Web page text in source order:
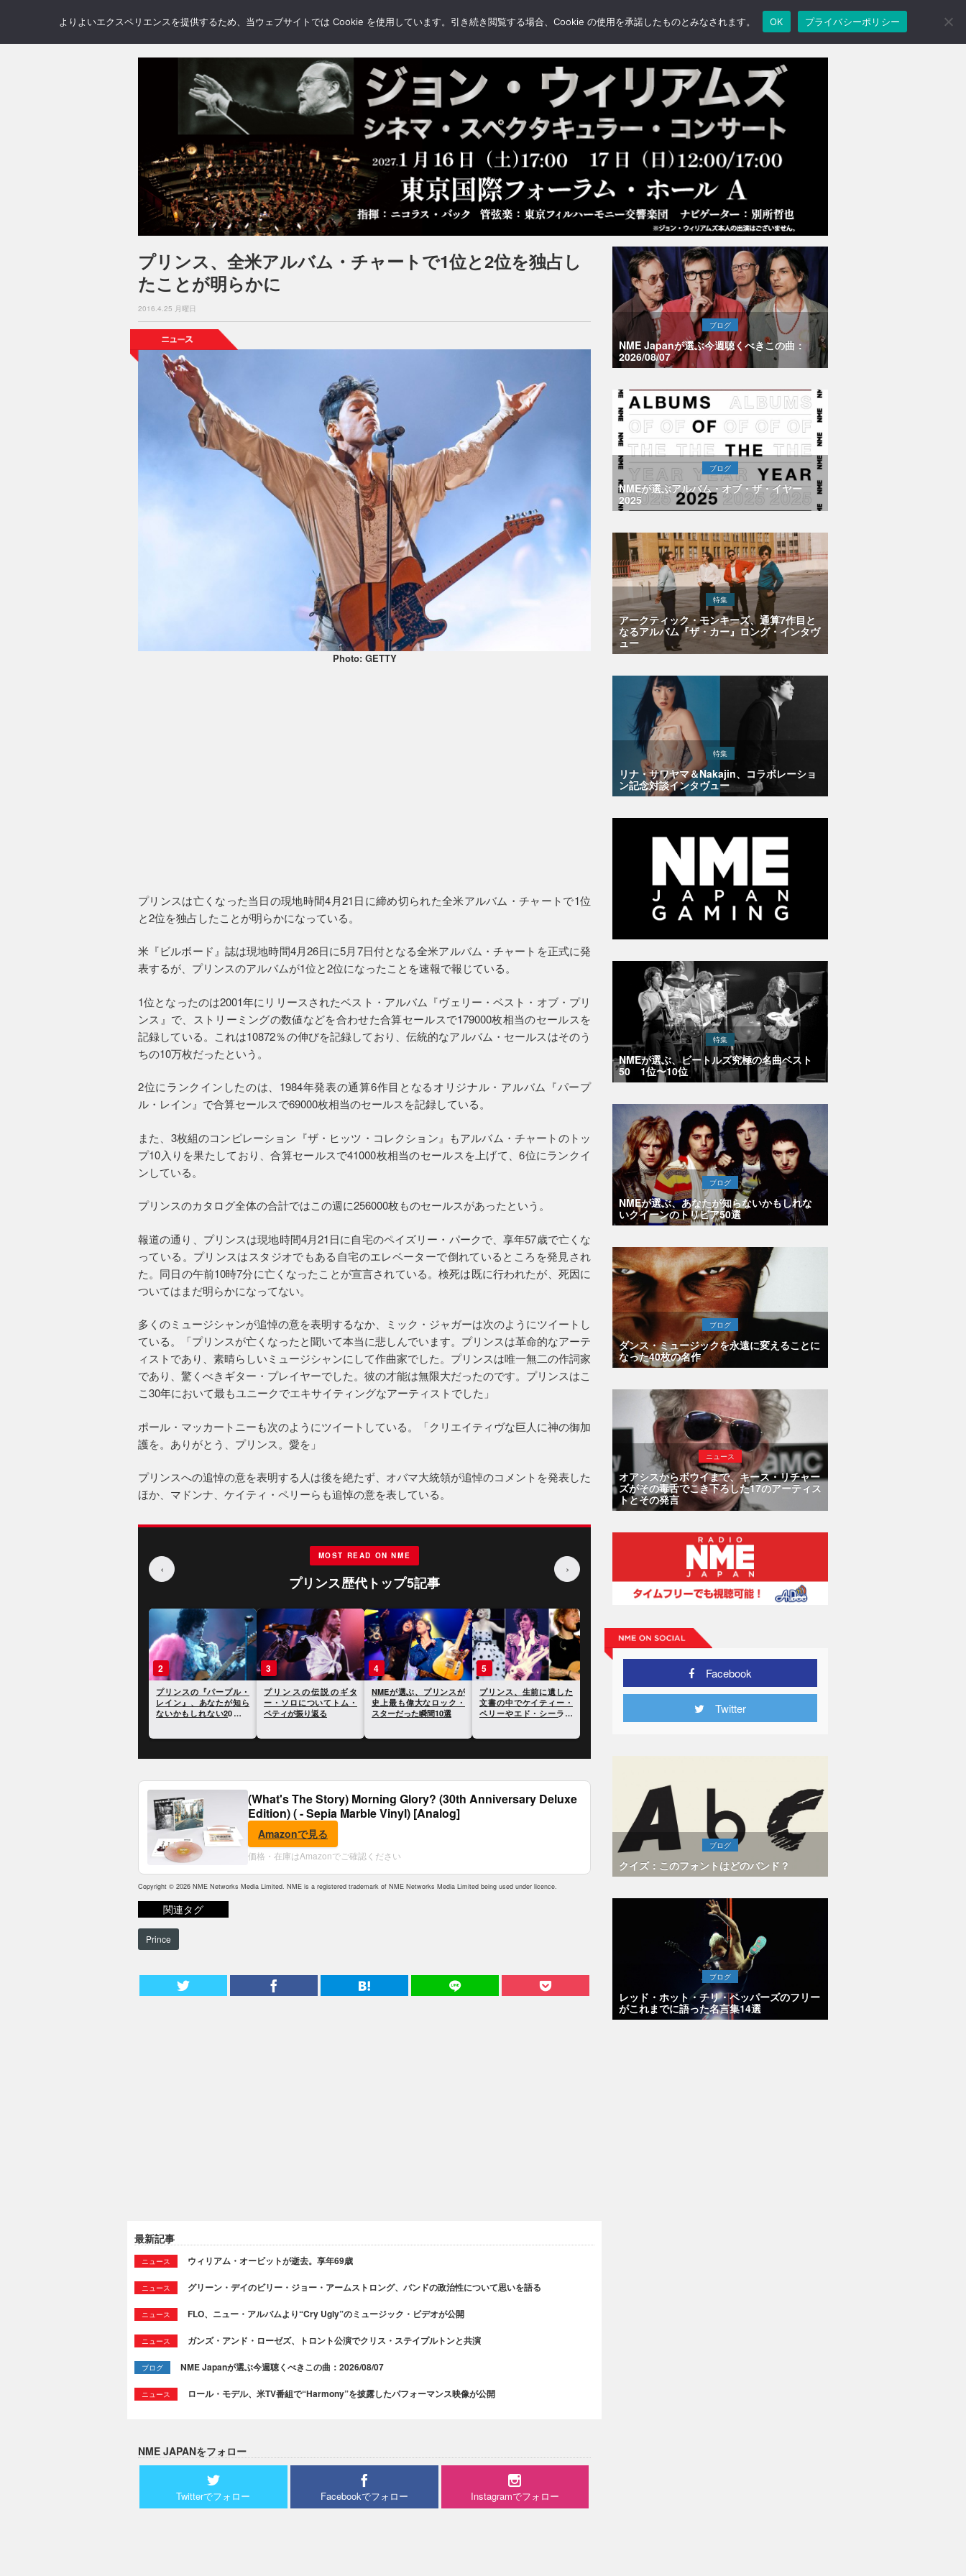
NEWS REVIEWS GALLERY BLOGS FEATURE
プリンス、全米アルバム・チャートで1位と2位を独占し
たことが明らかに
2016.4.25 月曜日
Photo: GETTY
プリンスは亡くなった当日の現地時間4月21日に締め切られた全米アルバム・チャートで1位
と2位を独占したことが明らかになっている。
米『ビルボード』誌は現地時間4月26日に5月7日付となる全米アルバム・チャートを正式に発
表するが、プリンスのアルバムが1位と2位になったことを速報で報じている。
1位となったのは2001年にリリースされたベスト・アルバム『ヴェリー・ベスト・オブ・プリ
ンス』で、ストリーミングの数値などを合わせた合算セールスで179000枚相当のセールスを
記録している。これは10872％の伸びを記録しており、伝統的なアルバム・セールスはそのう
ちの10万枚だったという。
2位にランクインしたのは、1984年発表の通算6作目となるオリジナル・アルバム『パープ
ル・レイン』で合算セールスで69000枚相当のセールスを記録している。
また、3枚組のコンピレーション『ザ・ヒッツ・コレクション』もアルバム・チャートのトッ
プ10入りを果たしており、合算セールスで41000枚相当のセールスを上げて、6位にランクイ
ンしている。
プリンスのカタログ全体の合計ではこの週に256000枚ものセールスがあったという。
報道の通り、プリンスは現地時間4月21日に自宅のペイズリー・パークで、享年57歳で亡くな
っている。プリンスはスタジオでもある自宅のエレベーターで倒れているところを発見され
た。同日の午前10時7分に亡くなったことが宣言されている。検死は既に行われたが、死因に
ついてはまだ明らかになってない。
多くのミュージシャンが追悼の意を表明するなか、ミック・ジャガーは次のようにツイートし
ている。「プリンスが亡くなったと聞いて本当に悲しんでいます。プリンスは革命的なアーテ
ィストであり、素晴らしいミュージシャンにして作曲家でした。プリンスは唯一無二の作詞家
であり、驚くべきギター・プレイヤーでした。彼の才能は無限大だったのです。プリンスはこ
こ30年において最もユニークでエキサイティングなアーティストでした」
ポール・マッカートニーも次のようにツイートしている。「クリエイティヴな巨人に神の御加
護を。ありがとう、プリンス。愛を」
プリンスへの追悼の意を表明する人は後を絶たず、オバマ大統領が追悼のコメントを発表した
ほか、マドンナ、ケイティ・ペリーらも追悼の意を表している。
‹
MOST READ ON NME
プリンス歴代トップ5記事
›
2
プリンスの『パープル・
レイン』、あなたが知ら
ないかもしれない20のト
3
プリンスの伝説のギタ
ー・ソロについてトム・
ペティが振り返る
4
NMEが選ぶ、プリンスが
史上最も偉大なロック・
スターだった瞬間10選
5
プリンス、生前に遺した
文書の中でケイティー・
ペリーやエド・シーラン
(What's The Story) Morning Glory? (30th Anniversary Deluxe
Edition) ( - Sepia Marble Vinyl) [Analog]
Amazonで見る
価格・在庫はAmazonでご確認ください
Copyright © 2026 NME Networks Media Limited. NME is a registered trademark of NME Networks Media Limited being used under licence.
関連タグ
Prince
最新記事
ニュース ウィリアム・オービットが逝去。享年69歳
ニュース グリーン・デイのビリー・ジョー・アームストロング、バンドの政治性について思いを語る
ニュース FLO、ニュー・アルバムより“Cry Ugly”のミュージック・ビデオが公開
ニュース ガンズ・アンド・ローゼズ、トロント公演でクリス・ステイプルトンと共演
ブログ NME Japanが選ぶ今週聴くべきこの曲：2026/08/07
ニュース ロール・モデル、米TV番組で“Harmony”を披露したパフォーマンス映像が公開
NME JAPANをフォロー
Twitterでフォロー Facebookでフォロー Instagramでフォロー
ブログ
NME Japanが選ぶ今週聴くべきこの曲：
2026/08/07
ブログ
NMEが選ぶアルバム・オブ・ザ・イヤー
2025
特集
アークティック・モンキーズ、通算7作目と
なるアルバム『ザ・カー』ロング・インタヴ
ュー
特集
リナ・サワヤマ＆Nakajin、コラボレーショ
ン記念対談インタヴュー
特集
NMEが選ぶ、ビートルズ究極の名曲ベスト
50 1位〜10位
ブログ
NMEが選ぶ、あなたが知らないかもしれな
いクイーンのトリビア50選
ブログ
ダンス・ミュージックを永遠に変えることに
なった40枚の名作
ニュース
オアシスからボウイまで、キース・リチャー
ズがその毒舌でこき下ろした17のアーティス
トとその発言
Facebook
Twitter
ブログ
クイズ：このフォントはどのバンド？
ブログ
レッド・ホット・チリ・ペッパーズのフリー
がこれまでに語った名言集14選
よりよいエクスペリエンスを提供するため、当ウェブサイトでは Cookie を使用しています。引き続き閲覧する場合、Cookie の使用を承諾したものとみなされます。 OK プライバシーポリシー